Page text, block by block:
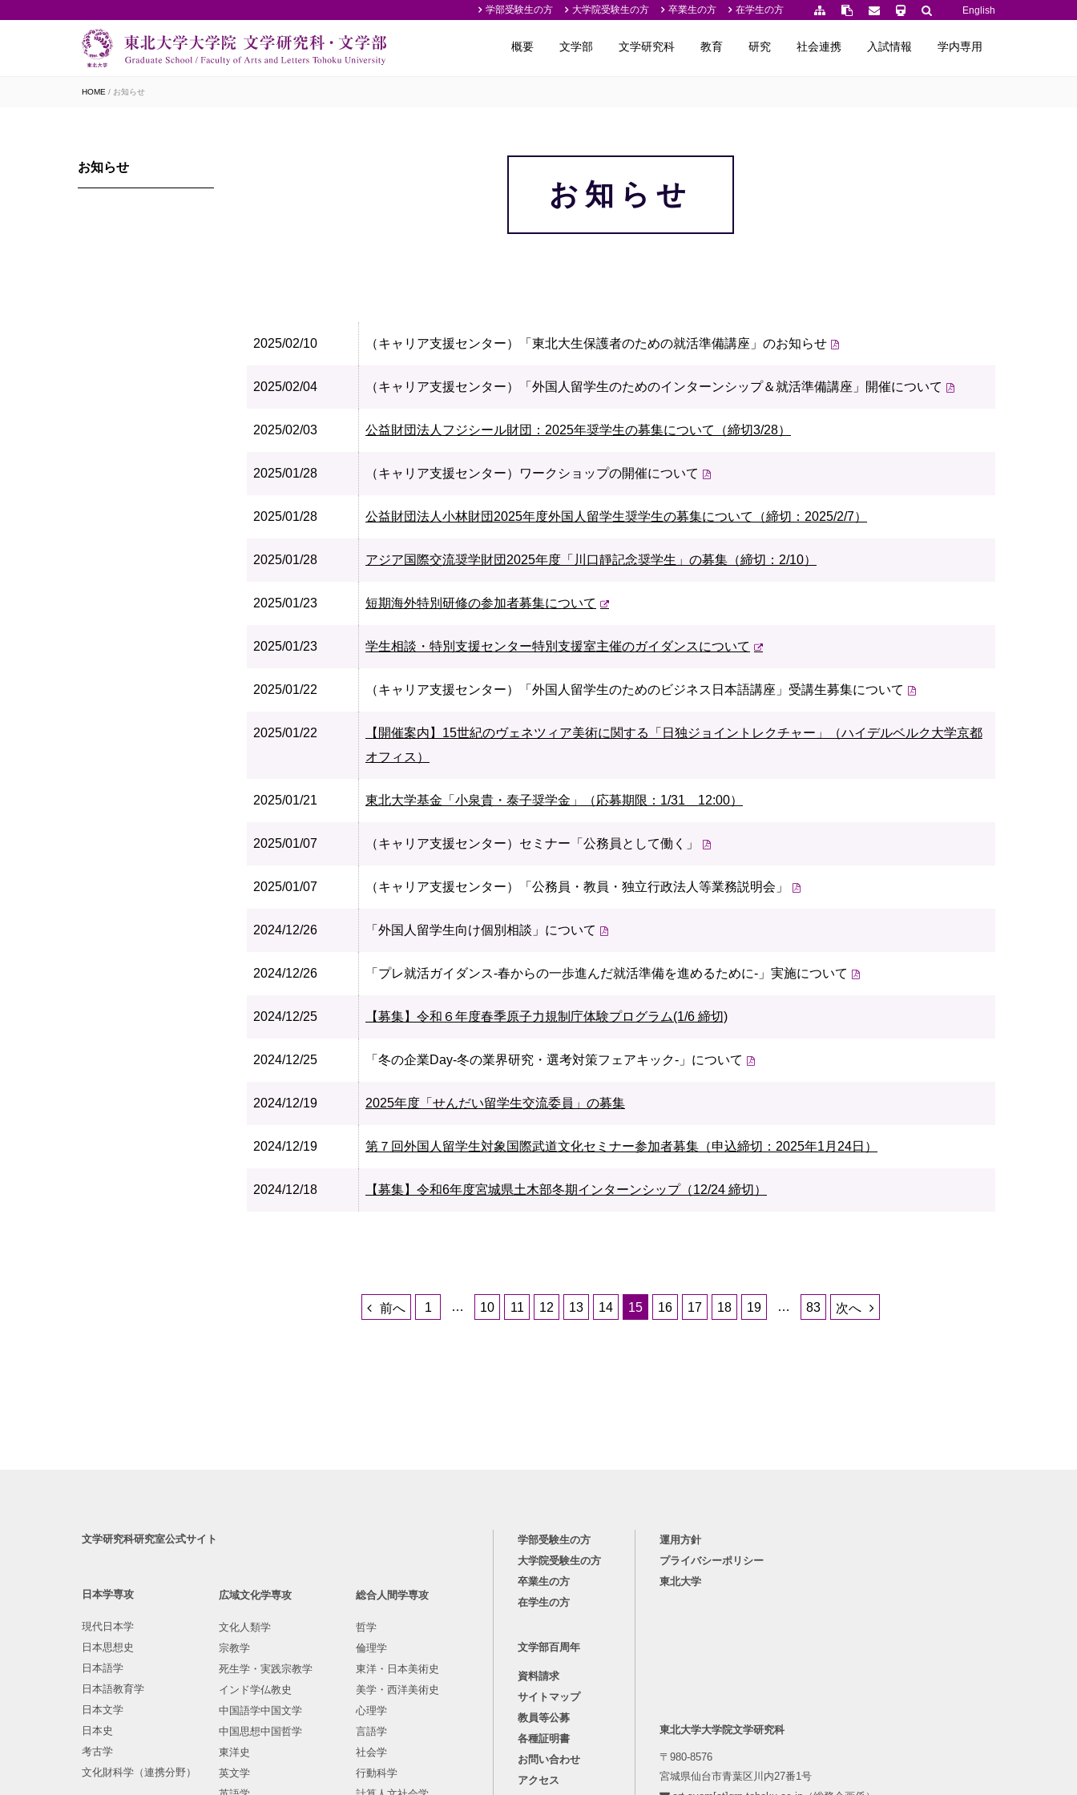
学部受験生の方 大学院受験生の方 卒業生の方 在学生の方 English
概要 文学部 文学研究科 教育 研究 社会連携 入試情報 学内専用
HOME お知らせ
お知らせ
2025/02/10 （キャリア支援センター）「東北大生保護者のための就活準備講座」のお知らせ
2025/02/04 （キャリア支援センター）「外国人留学生のためのインターンシップ＆就活準備講座」開催について
2025/02/03 公益財団法人フジシール財団：2025年奨学生の募集について（締切3/28）
2025/01/28 （キャリア支援センター）ワークショップの開催について
2025/01/28 公益財団法人小林財団2025年度外国人留学生奨学生の募集について（締切：2025/2/7）
2025/01/28 アジア国際交流奨学財団2025年度「川口靜記念奨学生」の募集（締切：2/10）
2025/01/23 短期海外特別研修の参加者募集について
2025/01/23 学生相談・特別支援センター特別支援室主催のガイダンスについて
2025/01/22 （キャリア支援センター）「外国人留学生のためのビジネス日本語講座」受講生募集について
2025/01/22
【開催案内】15世紀のヴェネツィア美術に関する「日独ジョイントレクチャー」（ハイデルベルク大学京都
オフィス）
2025/01/21 東北大学基金「小泉貴・泰子奨学金」（応募期限：1/31 12:00）
2025/01/07 （キャリア支援センター）セミナー「公務員として働く」
2025/01/07 （キャリア支援センター）「公務員・教員・独立行政法人等業務説明会」
2024/12/26 「外国人留学生向け個別相談」について
2024/12/26 「プレ就活ガイダンス-春からの一歩進んだ就活準備を進めるために-」実施について
2024/12/25 【募集】令和６年度春季原子力規制庁体験プログラム(1/6 締切)
2024/12/25 「冬の企業Day-冬の業界研究・選考対策フェアキック-」について
2024/12/19 2025年度「せんだい留学生交流委員」の募集
2024/12/19 第７回外国人留学生対象国際武道文化セミナー参加者募集（申込締切：2025年1月24日）
2024/12/18 【募集】令和6年度宮城県土木部冬期インターンシップ（12/24 締切）
前へ 1 … 10 11 12 13 14 15 16 17 18 19 … 83 次へ
お知らせ
文学研究科研究室公式サイト
日本学専攻
現代日本学
日本思想史
日本語学
日本語教育学
日本文学
日本史
考古学
文化財科学（連携分野）
広域文化学専攻
文化人類学
宗教学
死生学・実践宗教学
インド学仏教史
中国語学中国文学
中国思想中国哲学
東洋史
英文学
総合人間学専攻
哲学
倫理学
東洋・日本美術史
美学・西洋美術史
心理学
言語学
社会学
行動科学
学部受験生の方
大学院受験生の方
卒業生の方
在学生の方
文学部百周年
資料請求
サイトマップ
教員等公募
各種証明書
お問い合わせ
アクセス
運用方針
プライバシーポリシー
東北大学
東北大学大学院文学研究科
〒980-8576
宮城県仙台市青葉区川内27番1号